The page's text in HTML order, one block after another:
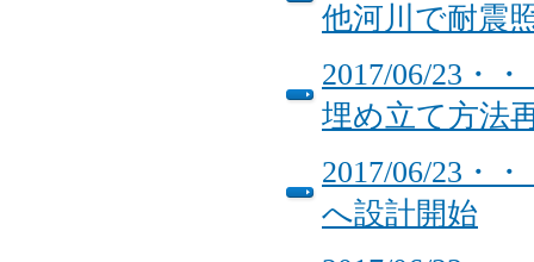
他河川で耐震
2017/06/23・
埋め立て方法
2017/06/23・
へ設計開始